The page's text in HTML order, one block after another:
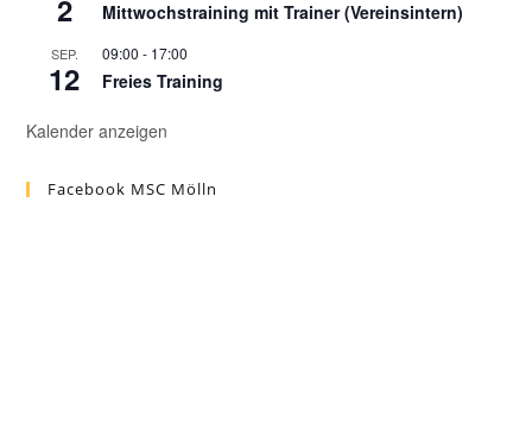
2 Mittwochstraining mit Trainer (Vereinsintern)
SEP.
12
09:00 - 17:00
Freies Training
Kalender anzeigen
Facebook MSC Mölln